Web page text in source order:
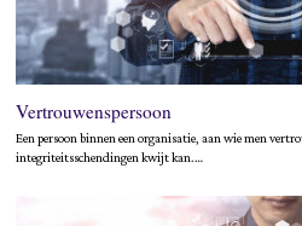
Vertrouwenspersoon
Een persoon binnen een organisatie, aan wie men
integriteitsschendingen kwijt kan.…